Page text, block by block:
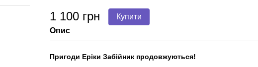
1 100 грн Купити
Опис
Пригоди Еріки Забійник продовжуються!